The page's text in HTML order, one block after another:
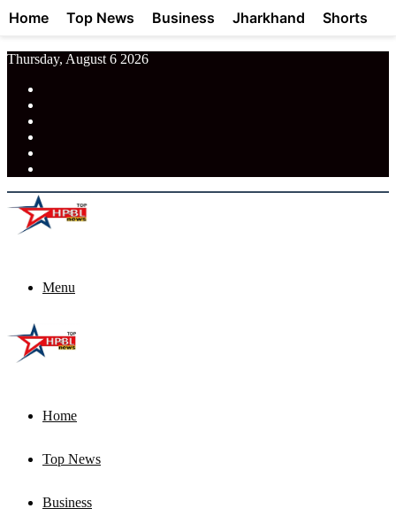
Thursday, August 6 2026
Menu
Home
Top News
Business
Home Top News Business Jharkhand Shorts